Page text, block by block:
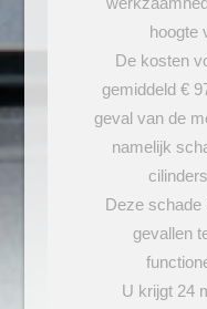
hoogte
De kosten
gemiddeld €
geval van de
namelijk
Deze schade
gevallen
U krijgt 24